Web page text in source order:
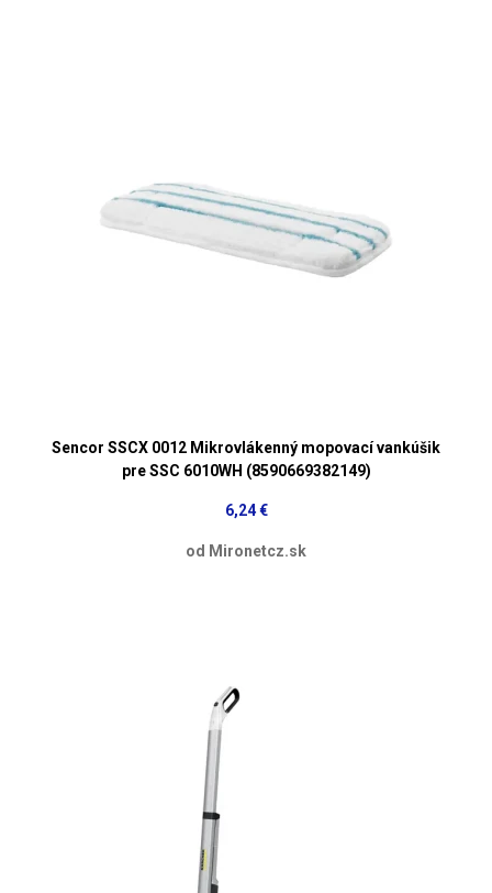
Sencor SSCX 0012 Mikrovlákenný mopovací vankúšik
pre SSC 6010WH (8590669382149)
6,24 €
od Mironetcz.sk